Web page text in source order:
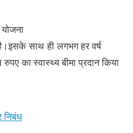
साथ ही लगभग हर वर्ष
का स्वास्थ्य बीमा प्रदान किया
निबंध